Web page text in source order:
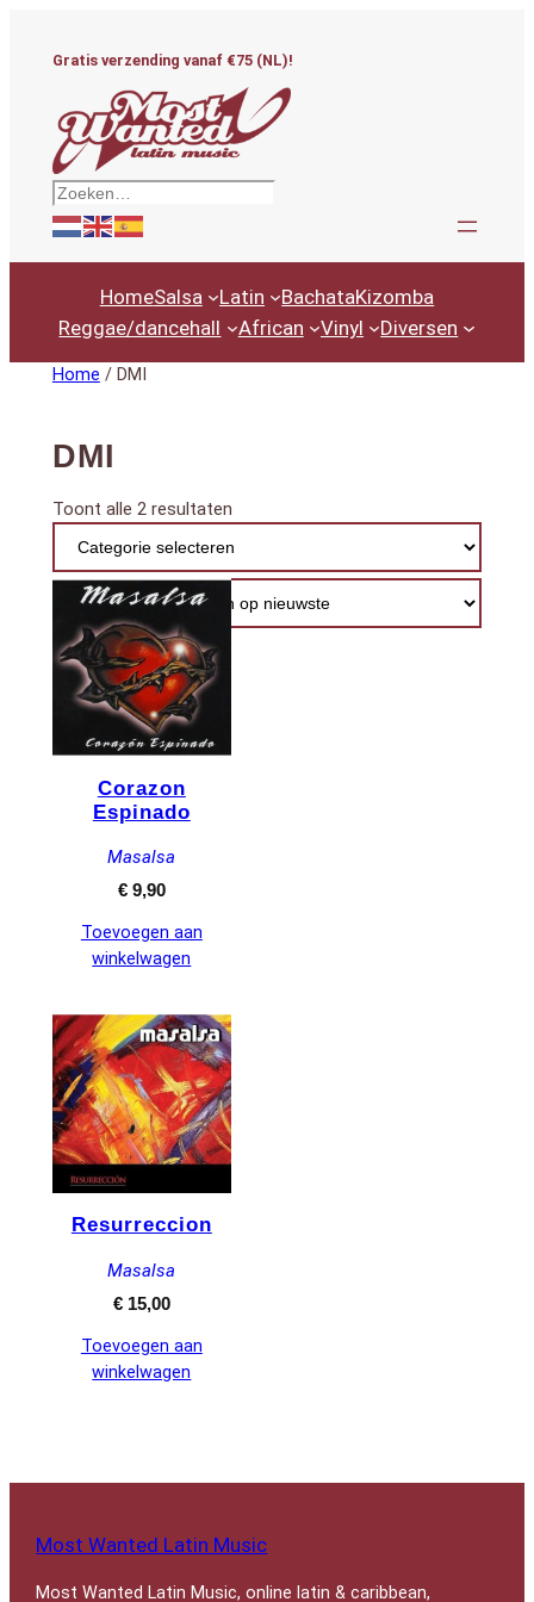
Gratis verzending vanaf €75 (NL)!
Zoeken
HomeSalsa Latin BachataKizomba
Reggae/dancehall
African Vinyl Diversen
Home / DMI
DMI
Toont alle 2 resultatenGesorteerd
nieuwste
Corazon
Espinado
Masalsa
€9,90
Toevoegen aan
winkelwagen
Resurreccion
Masalsa
€15,00
Toevoegen aan
winkelwagen
Most Wanted Latin Music
Most Wanted Latin Music, online latin & caribbean,